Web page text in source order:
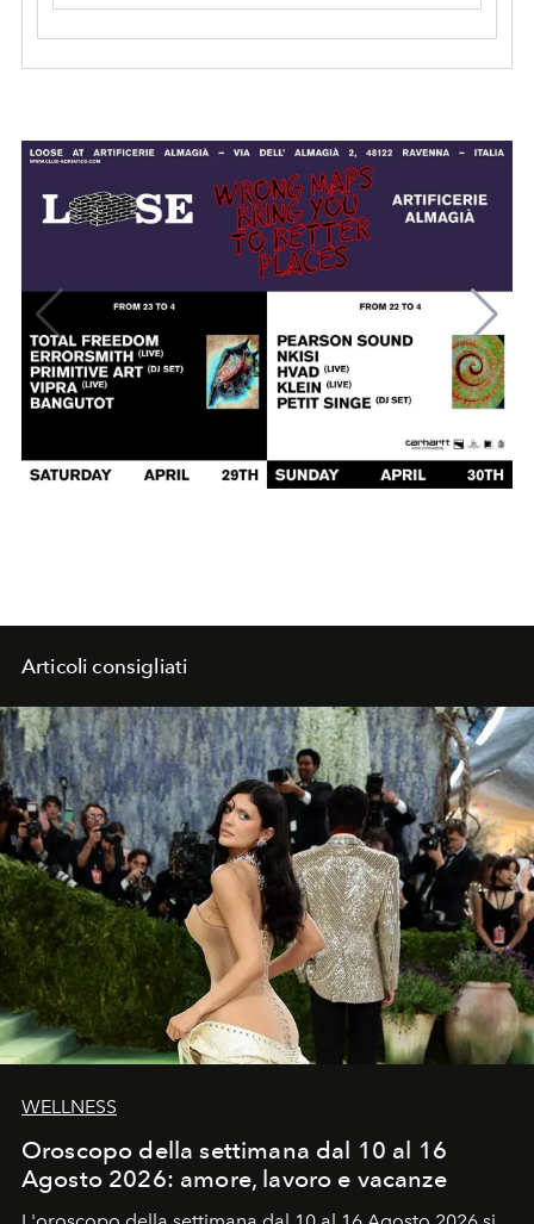
Articoli consigliati
WELLNESS
Oroscopo della settimana dal 10 al 16
Agosto 2026: amore, lavoro e vacanze